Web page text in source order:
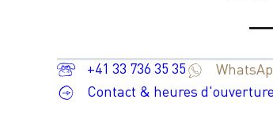
+41 33 736 35 35
Contact & heures d'ouverture